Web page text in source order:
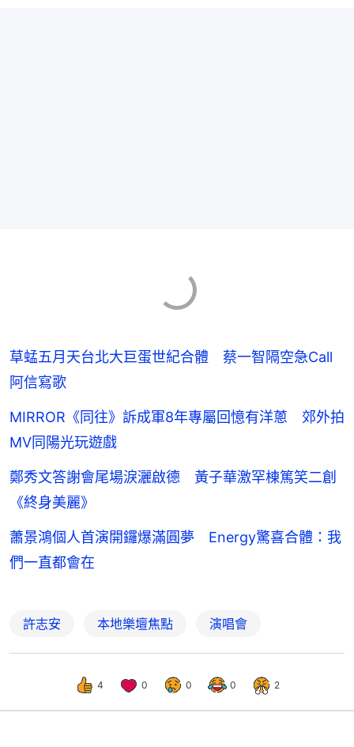
草蜢五月天台北大巨蛋世紀合體 蔡一智隔空急Call
阿信寫歌
MIRROR《同往》訴成軍8年專屬回憶有洋蔥 郊外拍
MV同陽光玩遊戲
鄭秀文答謝會尾場淚灑啟德 黃子華激罕棟篤笑二創
《終身美麗》
蕭景鴻個人首演開鑼爆滿圓夢 Energy驚喜合體：我
們一直都會在
許志安 本地樂壇焦點 演唱會
4 0 0 0 2